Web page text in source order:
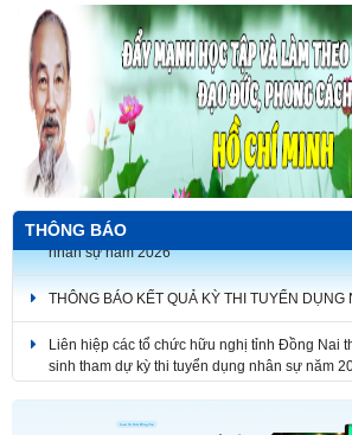
THÔNG BÁO
sinh tham dự kỳ thi tuyển dụng nhân sự năm
Liên hiệp các tổ chức hữu nghị tỉnh Đồng Nai
nhân sự năm 2026